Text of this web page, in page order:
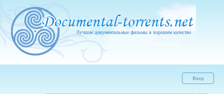
Лучшие документальные фильмы в хорошем качестве
Вход